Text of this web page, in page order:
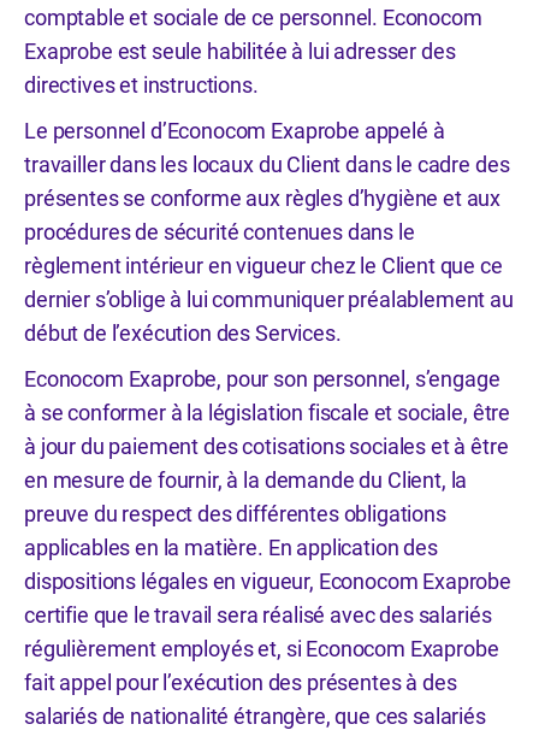
comptable et sociale de ce personnel. Econocom
Exaprobe est seule habilitée à lui adresser des
directives et instructions.
Le personnel d’Econocom Exaprobe appelé à
travailler dans les locaux du Client dans le cadre des
présentes se conforme aux règles d’hygiène et aux
procédures de sécurité contenues dans le
règlement intérieur en vigueur chez le Client que ce
dernier s’oblige à lui communiquer préalablement au
début de l’exécution des Services.
Econocom Exaprobe, pour son personnel, s’engage
à se conformer à la législation fiscale et sociale, être
à jour du paiement des cotisations sociales et à être
en mesure de fournir, à la demande du Client, la
preuve du respect des différentes obligations
applicables en la matière. En application des
dispositions légales en vigueur, Econocom Exaprobe
certifie que le travail sera réalisé avec des salariés
régulièrement employés et, si Econocom Exaprobe
fait appel pour l’exécution des présentes à des
salariés de nationalité étrangère, que ces salariés